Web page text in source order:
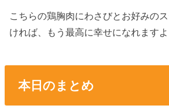
こちらの鶏胸肉にわさびとお好みの
ければ、もう最高に幸せになれますよ
本日のまとめ